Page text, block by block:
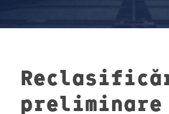
preliminare